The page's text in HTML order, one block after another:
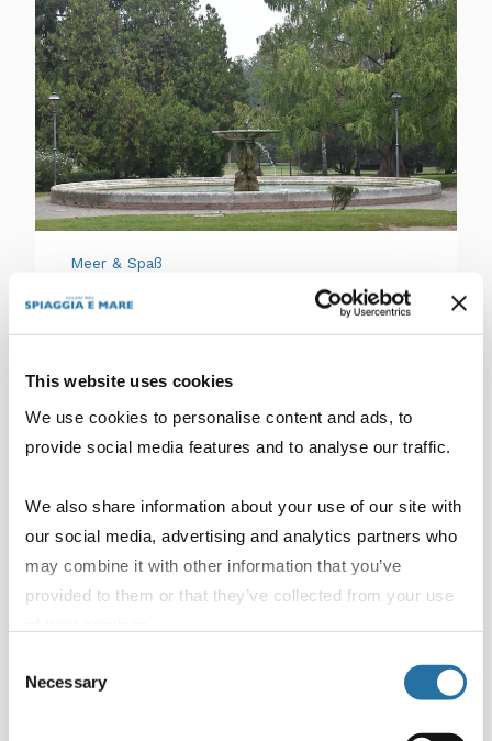
This website uses cookies
We use cookies to personalise content and ads, to
provide social media features and to analyse our traffic.
We also share information about your use of our site with
our social media, advertising and analytics partners who
may combine it with other information that you’ve
provided to them or that they’ve collected from your use
Selection
Necessary
Meer & Spaß
Wochenende in Ferrara mit
Kindern: Reiseroute durch
historische Schlösser, Radtouren
Ferrara mit Kindern. Eine
maßgeschneiderte Route durch die
Säle...